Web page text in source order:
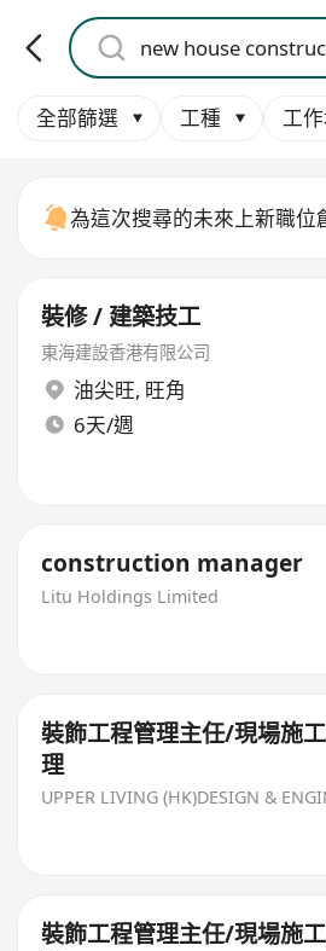
全部篩選 工種 工
為這次搜尋的未來上新職位
裝修 / 建築技工
東海建設香港有限公司
油尖旺, 旺角
6天/週
construction manager
Litu Holdings Limited
裝飾工程管理主任/現場施
理
裝飾工程管理主任/現場施